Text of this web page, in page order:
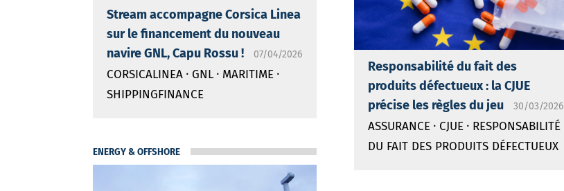
Stream accompagne Corsica Linea
sur le financement du nouveau
navire GNL, Capu Rossu !
07/04/2026
CORSICALINEA · GNL · MARITIME ·
SHIPPINGFINANCE
ENERGY & OFFSHORE
Responsabilité du fait des
produits défectueux : la CJUE
précise les règles du jeu
30/03/2026
ASSURANCE· CJUE· RESPONSABILITÉ
DU FAIT DES PRODUITS DÉFECTUEUX